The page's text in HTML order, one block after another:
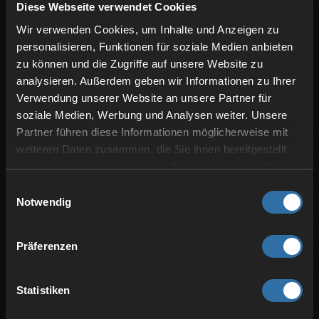
Diese Webseite verwendet Cookies
Wir verwenden Cookies, um Inhalte und Anzeigen zu
personalisieren, Funktionen für soziale Medien anbieten
zu können und die Zugriffe auf unsere Website zu
analysieren. Außerdem geben wir Informationen zu Ihrer
Verwendung unserer Website an unsere Partner für
soziale Medien, Werbung und Analysen weiter. Unsere
Partner führen diese Informationen möglicherweise mit
weiteren Daten zusammen, die Sie ihnen bereitgestellt
haben oder die sie im Rahmen Ihrer Nutzung der Dienste
Notwendig
Präferenzen
Statistiken
Gefängnisinsel Storozh: Ein
DayZ-Abenteuer auf einer
isolierten Insel
mitgeben wollen, ist die Gefängnisinsel